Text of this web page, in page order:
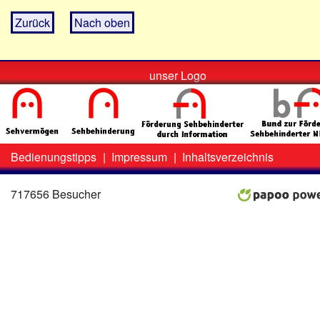
Zurück Nach oben
unser Logo
Zweit-
Menü
Bedienungstipps | Impressum | Inhaltsverzeichnis
717656 Besucher